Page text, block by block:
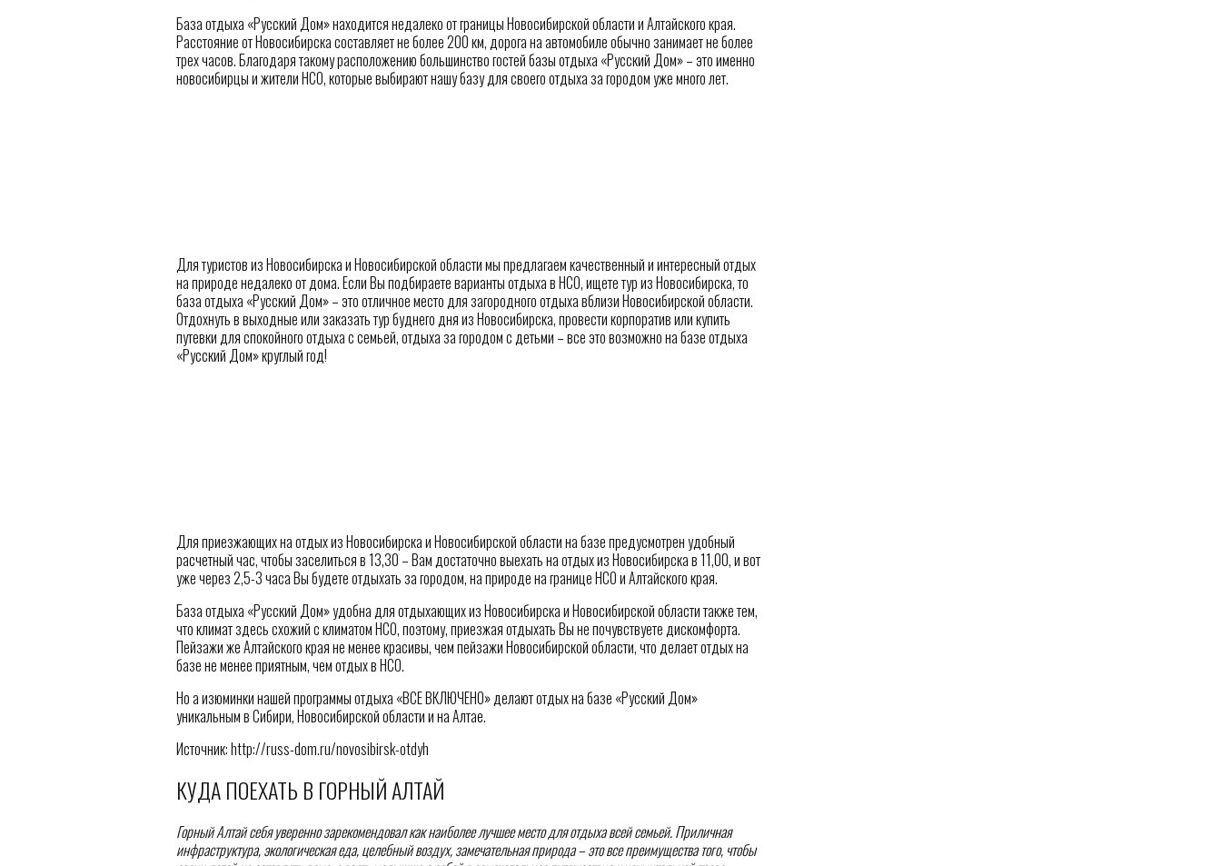
База отдыха «Русский Дом» находится недалеко от границы Новосибирской области и Алтайского края.
Расстояние от Новосибирска составляет не более 200 км, дорога на автомобиле обычно занимает не более
трех часов. Благодаря такому расположению большинство гостей базы отдыха «Русский Дом» – это именно
новосибирцы и жители НСО, которые выбирают нашу базу для своего отдыха за городом уже много лет.
Для туристов из Новосибирска и Новосибирской области мы предлагаем качественный и интересный отдых
на природе недалеко от дома. Если Вы подбираете варианты отдыха в НСО, ищете тур из Новосибирска, то
база отдыха «Русский Дом» – это отличное место для загородного отдыха вблизи Новосибирской области.
Отдохнуть в выходные или заказать тур буднего дня из Новосибирска, провести корпоратив или купить
путевки для спокойного отдыха с семьей, отдыха за городом с детьми – все это возможно на базе отдыха
«Русский Дом» круглый год!
Для приезжающих на отдых из Новосибирска и Новосибирской области на базе предусмотрен удобный
расчетный час, чтобы заселиться в 13,30 – Вам достаточно выехать на отдых из Новосибирска в 11,00, и вот
уже через 2,5-3 часа Вы будете отдыхать за городом, на природе на границе НСО и Алтайского края.
База отдыха «Русский Дом» удобна для отдыхающих из Новосибирска и Новосибирской области также тем,
что климат здесь схожий с климатом НСО, поэтому, приезжая отдыхать Вы не почувствуете дискомфорта.
Пейзажи же Алтайского края не менее красивы, чем пейзажи Новосибирской области, что делает отдых на
базе не менее приятным, чем отдых в НСО.
Но а изюминки нашей программы отдыха «ВСЕ ВКЛЮЧЕНО» делают отдых на базе «Русский Дом»
уникальным в Сибири, Новосибирской области и на Алтае.
Источник: http://russ-dom.ru/novosibirsk-otdyh
КУДА ПОЕХАТЬ В ГОРНЫЙ АЛТАЙ
Горный Алтай себя уверенно зарекомендовал как наиболее лучшее место для отдыха всей семьей. Приличная
инфраструктура, экологическая еда, целебный воздух, замечательная природа – это все преимущества того, чтобы